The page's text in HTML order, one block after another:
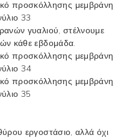
γυαλιού, στέλνουμε
κάθε εβδομάδα.
εργοστάσιο, αλλά όχι